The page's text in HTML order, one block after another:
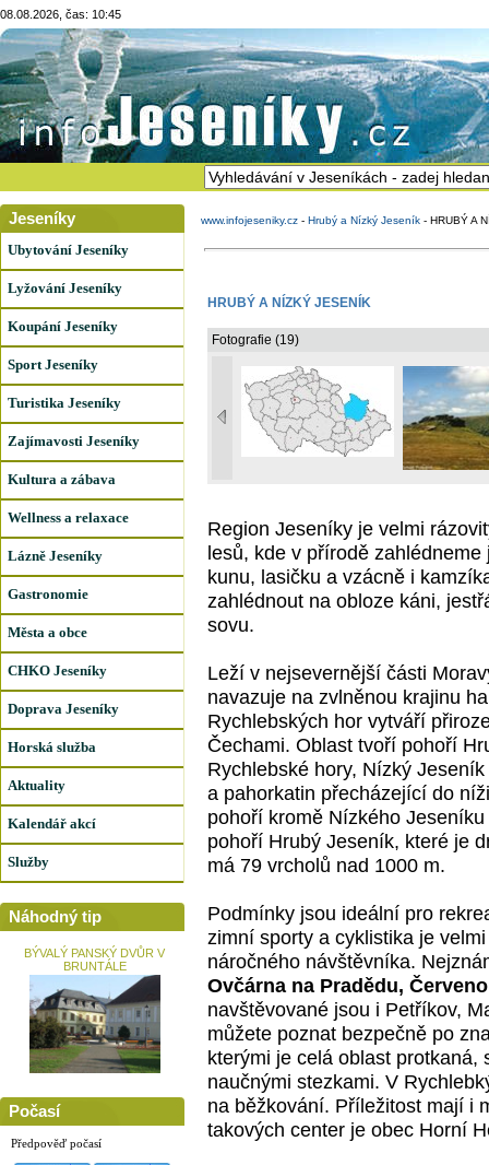
08.08.2026, čas: 10:45
Jeseníky
Ubytování Jeseníky
Lyžování Jeseníky
Koupání Jeseníky
Sport Jeseníky
Turistika Jeseníky
Zajímavosti Jeseníky
Kultura a zábava
Wellness a relaxace
Lázně Jeseníky
Gastronomie
Města a obce
CHKO Jeseníky
Doprava Jeseníky
Horská služba
Aktuality
Kalendář akcí
Služby
Náhodný tip
BÝVALÝ PANSKÝ DVŮR V
BRUNTÁLE
Počasí
Předpověď počasí
www.infojeseniky.cz - Hrubý a Nízký Jeseník - HRUBÝ A
HRUBÝ A NÍZKÝ JESENÍK
Fotografie (19)
Region Jeseníky je velmi
lesů, kde v přírodě
kunu, lasičku a vzácně i
zahlédnout na obloze káni,
sovu.
Leží v nejsevernější části
navazuje na zvlněnou krajinu
Rychlebských hor vytváří
Čechami. Oblast tvoří pohoří
Rychlebské hory, Nízký
a pahorkatin přecházející do
pohoří kromě Nízkého
pohoří Hrubý Jeseník, které je
má 79 vrcholů nad 1000 m.
Podmínky jsou ideální pro
zimní sporty a cyklistika je
náročného návštěvníka.
Ovčárna na Pradědu,
navštěvované jsou i Petříkov,
můžete poznat bezpečně po
kterými je celá oblast protkaná,
naučnými stezkami. V
na běžkování. Příležitost mají i
takových center je obec Horní